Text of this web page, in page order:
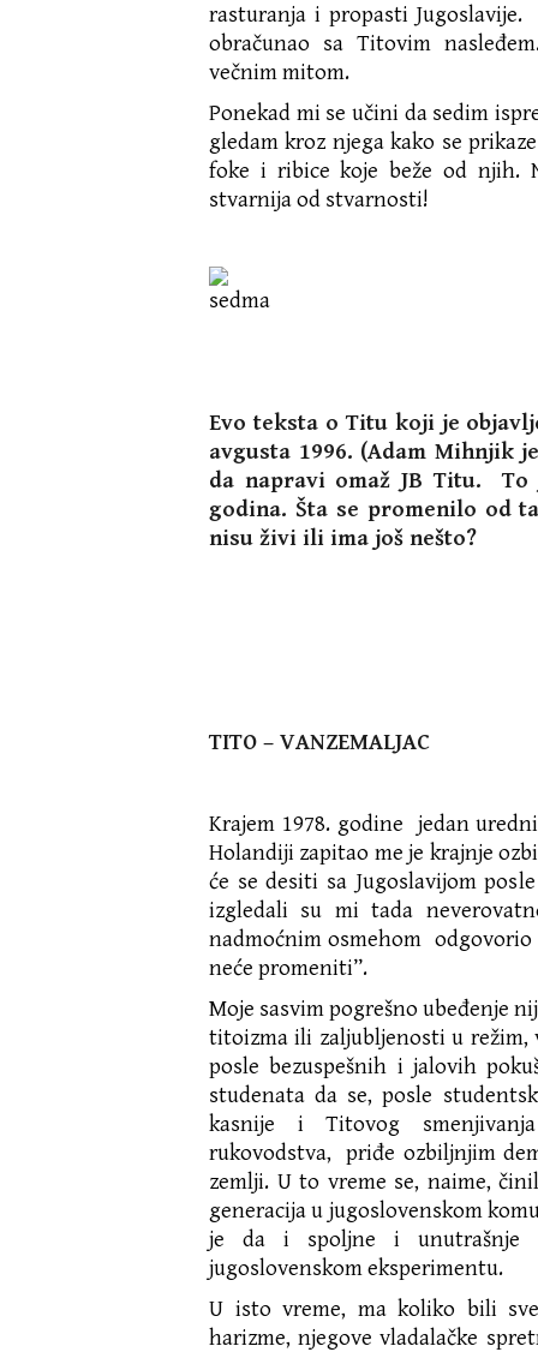
rasturanja i propasti
obračunao sa Titovim
večnim mitom.
Ponekad mi se učini da sedim
gledam kroz njega kako se
foke i ribice koje beže od njih.
stvarnija od stvarnosti!
Evo teksta o Titu koji je
avgusta 1996. (Adam Mihnjik
da napravi omaž JB Titu.
godina. Šta se promenilo od
nisu živi ili ima još nešto?
TITO – VANZEMALJAC
Krajem 1978. godine jedan
Holandiji zapitao me je krajnje
će se desiti sa Jugoslavijom
izgledali su mi tada
nadmoćnim osmehom odgovorio
neće promeniti”.
Moje sasvim pogrešno ubeđenje
titoizma ili zaljubljenosti u režim,
posle bezuspešnih i jalovih
studenata da se, posle
kasnije i Titovog
rukovodstva, priđe ozbiljnjim
zemlji. U to vreme se, naime,
generacija u jugoslovenskom
je da i spoljne i unutrašnje
jugoslovenskom eksperimentu.
U isto vreme, ma koliko bili
harizme, njegove vladalačke